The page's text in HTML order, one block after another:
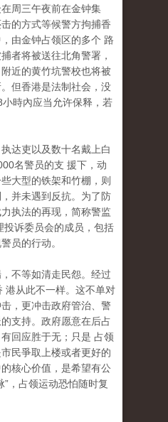
周三午夜前在金钟集
的方式等候警方拘捕香
由金钟占领区的多个 路
者将被送往北角警署，
近的黄竹坑警校也将被
但香港是法制社会，没
小時內应当允许保释，若
达吏以及数十名戴上白
名警员的支 援下，动
大型的铁架和竹棚，则
并未遇到反抗。为了防
执法的再现，简称警监
投诉委员会的成员，包括
员的行动。
不等如清走民怨。经过
港从此不一样。这不单对
，更冲击政府管治、警
支持。政府愿意在后占
回应胜于无；只是 占领
民爭取上楼或者更好的
核心价值，是希望有公
”，占领运动恐怕随时复